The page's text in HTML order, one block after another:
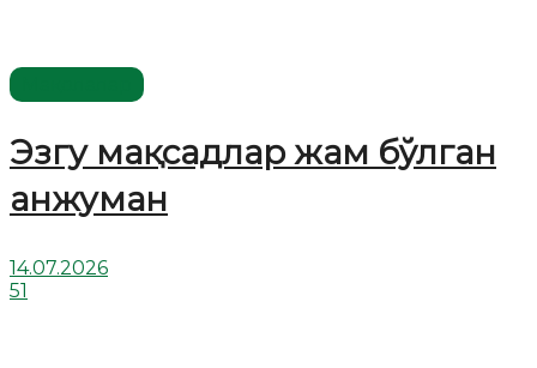
Эзгу мақсадлар жам бўлган
анжуман
14.07.2026
51